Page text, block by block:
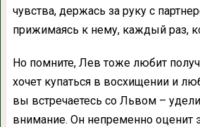
чувства, держась за руку с
прижимаясь к нему, каждый раз,
Но помните, Лев тоже любит
хочет купаться в восхищении и
вы встречаетесь со Львом –
внимание. Он непременно оценит